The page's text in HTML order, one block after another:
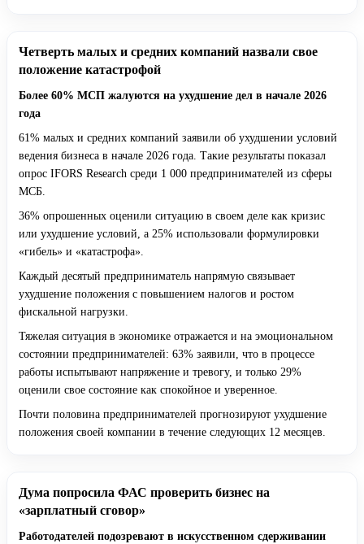
Четверть малых и средних компаний назвали свое
положение катастрофой
Более 60% МСП жалуются на ухудшение дел в начале 2026
года
61% малых и средних компаний заявили об ухудшении условий
ведения бизнеса в начале 2026 года. Такие результаты показал
опрос IFORS Research среди 1 000 предпринимателей из сферы
МСБ.
36% опрошенных оценили ситуацию в своем деле как кризис
или ухудшение условий, а 25% использовали формулировки
«гибель» и «катастрофа».
Каждый десятый предприниматель напрямую связывает
ухудшение положения с повышением налогов и ростом
фискальной нагрузки.
Тяжелая ситуация в экономике отражается и на эмоциональном
состоянии предпринимателей: 63% заявили, что в процессе
работы испытывают напряжение и тревогу, и только 29%
оценили свое состояние как спокойное и уверенное.
Почти половина предпринимателей прогнозируют ухудшение
положения своей компании в течение следующих 12 месяцев.
Дума попросила ФАС проверить бизнес на
«зарплатный сговор»
Работодателей подозревают в искусственном сдерживании